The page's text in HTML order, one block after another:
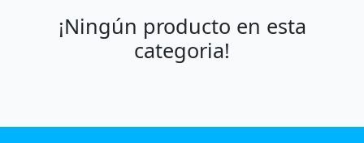
¡Ningún producto en esta
categoria!